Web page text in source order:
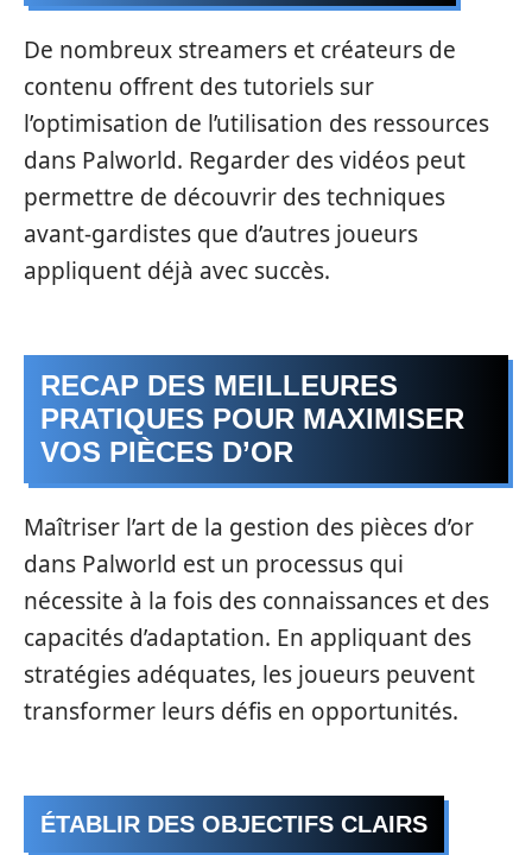
De nombreux streamers et créateurs de
contenu offrent des tutoriels sur
l’optimisation de l’utilisation des ressources
dans Palworld. Regarder des vidéos peut
permettre de découvrir des techniques
avant-gardistes que d’autres joueurs
appliquent déjà avec succès.
RECAP DES MEILLEURES
PRATIQUES POUR MAXIMISER
VOS PIÈCES D’OR
Maîtriser l’art de la gestion des pièces d’or
dans Palworld est un processus qui
nécessite à la fois des connaissances et des
capacités d’adaptation. En appliquant des
stratégies adéquates, les joueurs peuvent
transformer leurs défis en opportunités.
ÉTABLIR DES OBJECTIFS CLAIRS